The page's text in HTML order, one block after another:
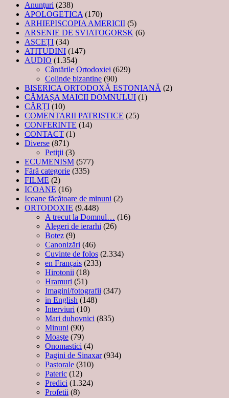
Anunţuri (238)
APOLOGETICA (170)
ARHIEPISCOPIA AMERICII (5)
ARSENIE DE SVIATOGORSK (6)
ASCEȚI (34)
ATITUDINI (147)
AUDIO (1.354)
Cântările Ortodoxiei (629)
Colinde bizantine (90)
BISERICA ORTODOXĂ ESTONIANĂ (2)
CĂMAȘA MAICII DOMNULUI (1)
CĂRȚI (10)
COMENTARII PATRISTICE (25)
CONFERINTE (14)
CONTACT (1)
Diverse (871)
Petiţii (3)
ECUMENISM (577)
Fără categorie (335)
FILME (2)
ICOANE (16)
Icoane făcătoare de minuni (2)
ORTODOXIE (9.448)
A trecut la Domnul… (16)
Alegeri de ierarhi (26)
Botez (9)
Canonizări (46)
Cuvinte de folos (2.334)
en Français (233)
Hirotonii (18)
Hramuri (51)
Imagini/fotografii (347)
in English (148)
Interviuri (10)
Mari duhovnici (835)
Minuni (90)
Moaşte (79)
Onomastici (4)
Pagini de Sinaxar(934)
Pastorale (310)
Pateric (12)
Predici (1.324)
Profetii (8)